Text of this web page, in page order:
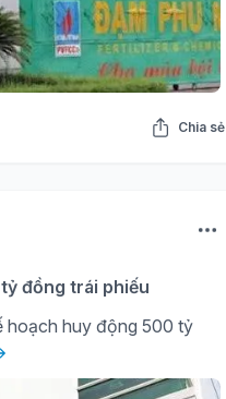
Chia sẻ
đồng trái phiếu
hoạch huy động 500 tỷ